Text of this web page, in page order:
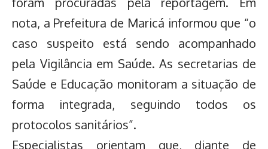
nota, a Prefeitura de Maricá informou que “o
caso suspeito está sendo acompanhado
pela Vigilância em Saúde. As secretarias de
Saúde e Educação monitoram a situação de
forma integrada, seguindo todos os
protocolos sanitários”.
Especialistas orientam que, diante de